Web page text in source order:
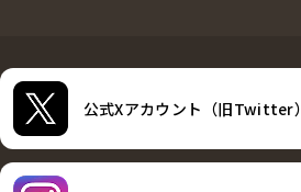
公式Xアカウント（旧Twitter）